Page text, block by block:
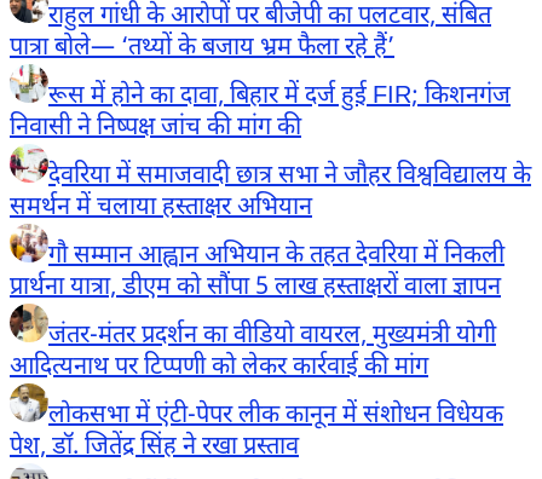
राहुल गांधी के आरोपों पर बीजेपी का पलटवार, संबित
पात्रा बोले— ‘तथ्यों के बजाय भ्रम फैला रहे हैं’
रूस में होने का दावा, बिहार में दर्ज हुई FIR; किशनगंज
निवासी ने निष्पक्ष जांच की मांग की
देवरिया में समाजवादी छात्र सभा ने जौहर विश्वविद्यालय के
समर्थन में चलाया हस्ताक्षर अभियान
गौ सम्मान आह्वान अभियान के तहत देवरिया में निकली
प्रार्थना यात्रा, डीएम को सौंपा 5 लाख हस्ताक्षरों वाला ज्ञापन
जंतर-मंतर प्रदर्शन का वीडियो वायरल, मुख्यमंत्री योगी
आदित्यनाथ पर टिप्पणी को लेकर कार्रवाई की मांग
लोकसभा में एंटी-पेपर लीक कानून में संशोधन विधेयक
पेश, डॉ. जितेंद्र सिंह ने रखा प्रस्ताव